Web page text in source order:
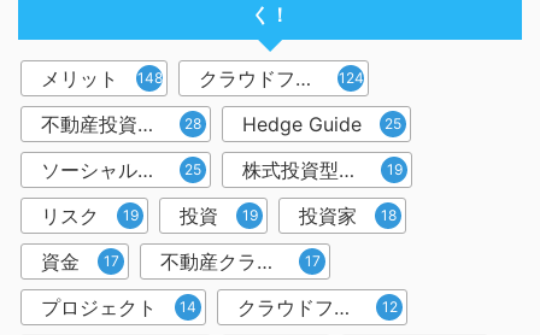
く！
メリット 148 クラウドファンディング 124
不動産投資型クラウドファンディング 28 Hedge Guide 25
ソーシャルレンディング 25 株式投資型クラウドファンディング 19
リスク 19 投資 19 投資家 18
資金 17 不動産クラウドファンディング 17
プロジェクト 14 クラウドファンディング投資 12